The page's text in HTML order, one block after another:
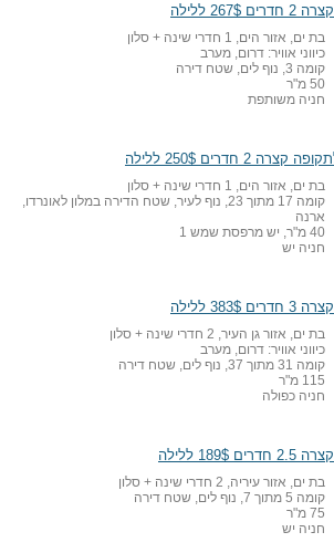
ללילה
בת ים, אזור הים, 1 חדרי שינה + סלון
כיווני אוויר: דרום, מערב
קומה 3, נוף לים, שטח דירה
50 מ"ר
חניה משותפת
חדרים 250$ ללילה
בת ים, אזור הים, 1 חדרי שינה + סלון
קומה 17 מתוך 23, נוף לעיר, שטח הדירה במלון לאונרדו,
ארנה
40 מ"ר, יש מרפסת שמש 1
חניה יש
ללילה
בת ים, אזור גן העיר, 2 חדרי שינה + סלון
כיווני אוויר: דרום, מערב
קומה 31 מתוך 37, נוף לים, שטח דירה
115 מ"ר
חניה כפולה
ללילה
בת ים, אזור עיריה, 2 חדרי שינה + סלון
קומה 5 מתוך 7, נוף לים, שטח דירה
75 מ"ר
חניה יש